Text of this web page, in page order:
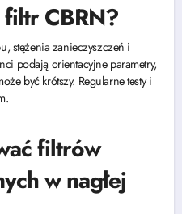
filtr CBRN?
stężenia zanieczyszczeń i
podają orientacyjne parametry,
być krótszy. Regularne testy i
filtrów
w nagłej